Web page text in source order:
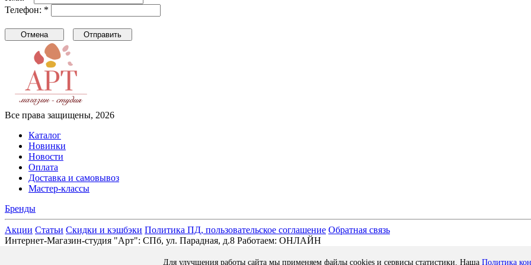
Телефон: *
Все права защищены, 2026
Каталог
Новинки
Новости
Оплата
Доставка и самовывоз
Мастер-классы
Бренды
Акции Статьи Скидки и кэшбэки Политика ПД, пользовательское соглашение Обратная связь
Интернет-Магазин-студия "Арт": СПб, ул. Парадная, д.8 Работаем: ОНЛАЙН
Для улучшения работы сайта мы применяем файлы cookies и сервисы статистики. Наша Политика